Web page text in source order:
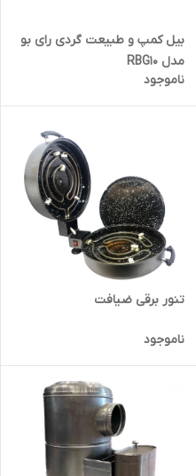
بیل کمپ و طبیعت گردی رای بو
مدل RBG10
ناموجود
تنور برقی ضیافت
ناموجود